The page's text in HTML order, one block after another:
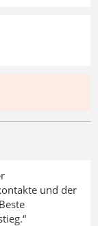
und der